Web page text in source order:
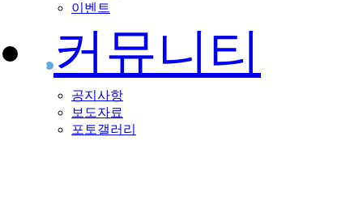
이벤트
커뮤니티
공지사항
보도자료
포토갤러리